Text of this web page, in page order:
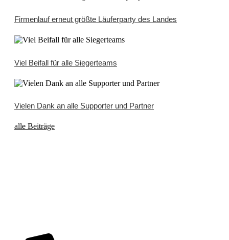
Firmenlauf erneut größte Läuferparty des Landes
Viel Beifall für alle Siegerteams
Vielen Dank an alle Supporter und Partner
alle Beiträge